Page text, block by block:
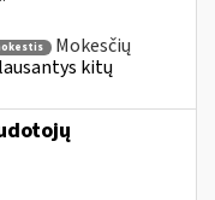
Mokesčių
kitų